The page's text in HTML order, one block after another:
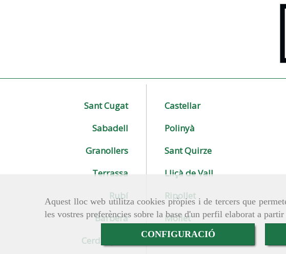
Aquest lloc web utilitza cookies pròpies i de tercers que
les vostres preferències sobre la base d'un perfil elaborat a
CONFIGURACIÓ
Sant Cugat
Sabadell
Granollers
Terrassa
Rubí
Barberà
Cerdanyola
Castellar
Polinyà
Sant Quirze
Lliçà de Vall
Ripollet
Mollet
Montcada i Reixac